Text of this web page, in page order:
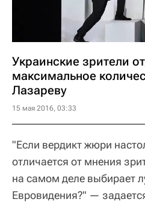
Украинские зрители
максимальное
Лазареву
15 мая 2016, 03:33
"Если вердикт жюри
отличается от мнения
на самом деле выбирает
Евровидения?" —